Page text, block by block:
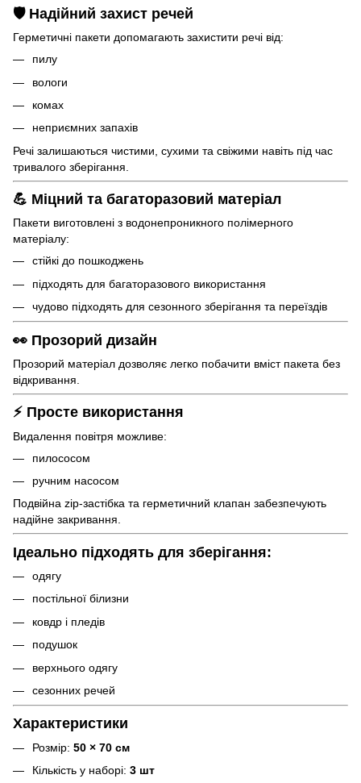
🛡 Надійний захист речей
Герметичні пакети допомагають захистити речі від:
пилу
вологи
комах
неприємних запахів
Речі залишаються чистими, сухими та свіжими навіть під час
тривалого зберігання.
💪 Міцний та багаторазовий матеріал
Пакети виготовлені з водонепроникного полімерного
матеріалу:
стійкі до пошкоджень
підходять для багаторазового використання
чудово підходять для сезонного зберігання та переїздів
👀 Прозорий дизайн
Прозорий матеріал дозволяє легко побачити вміст пакета без
відкривання.
⚡ Просте використання
Видалення повітря можливе:
пилососом
ручним насосом
Подвійна zip-застібка та герметичний клапан забезпечують
надійне закривання.
Ідеально підходять для зберігання:
одягу
постільної білизни
ковдр і пледів
подушок
верхнього одягу
сезонних речей
Характеристики
Розмір: 50 × 70 см
Кількість у наборі: 3 шт